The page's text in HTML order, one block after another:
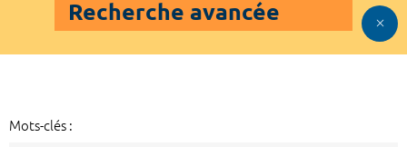
Recherche avancée
Mots-clés :